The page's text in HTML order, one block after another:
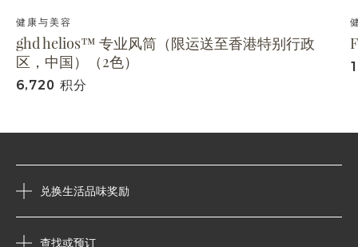
健康与美容
ghd helios™ 专业风筒（限运送至香港特别行政
区，中国）（2色）
6,720 积分
兑换生活品味奖励
查找或预订